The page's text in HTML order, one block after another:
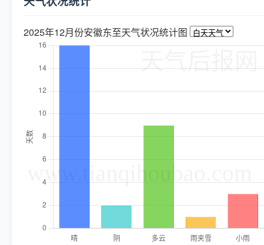
2025年12月份安徽东至天气状况统计图